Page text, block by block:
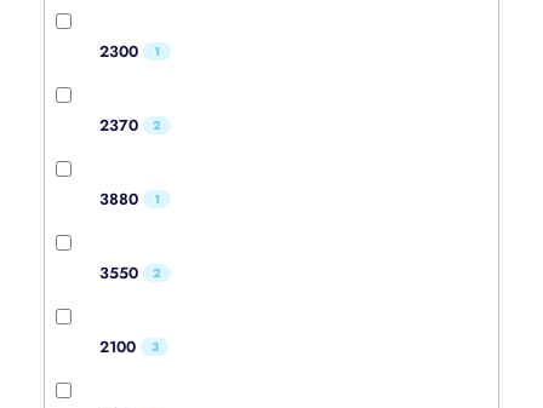
2300 1
2370 2
3880 1
3550 2
2100 3